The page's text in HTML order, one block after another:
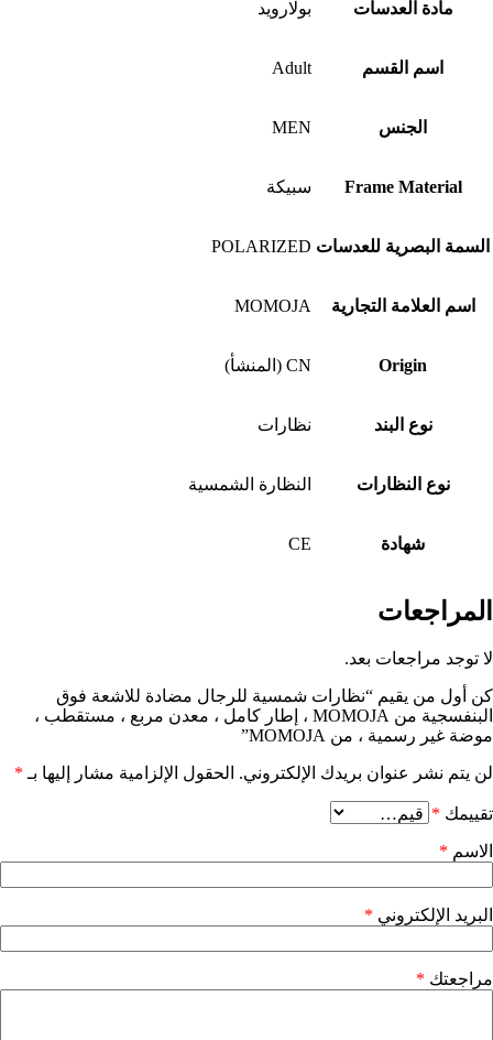
مادة العدسات بولارويد
اسم القسم Adult
الجنس MEN
Frame Material سبيكة
السمة البصرية للعدسات POLARIZED
اسم العلامة التجارية MOMOJA
Origin CN (المنشأ)
نوع البند نظارات
نوع النظارات النظارة الشمسية
شهادة CE
المراجعات
لا توجد مراجعات بعد.
كن أول من يقيم “نظارات شمسية للرجال مضادة للاشعة فوق
البنفسجية من MOMOJA ، إطار كامل ، معدن مربع ، مستقطب ،
موضة غير رسمية ، من MOMOJA”
لن يتم نشر عنوان بريدك الإلكتروني. الحقول الإلزامية مشار إليها بـ *
تقييمك *
الاسم *
البريد الإلكتروني *
مراجعتك *